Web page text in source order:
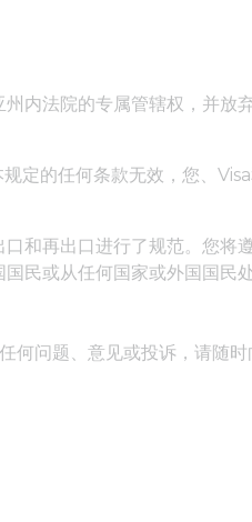
内法院的专属管辖权，并放
定的任何条款无效，您、
和再出口进行了规范。您将
民或从任何国家或外国国民
问题、意见或投诉，请随时